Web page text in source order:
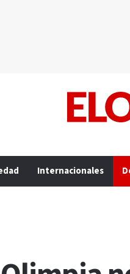
Internacionales